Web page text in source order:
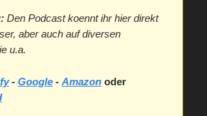
Den Podcast koennt ihr hier direkt
aber auch auf diversen
u.a.
- Google - Amazon oder